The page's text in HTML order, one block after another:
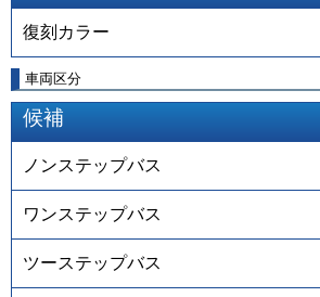
復刻カラー
車両区分
候補
ノンステップバス
ワンステップバス
ツーステップバス